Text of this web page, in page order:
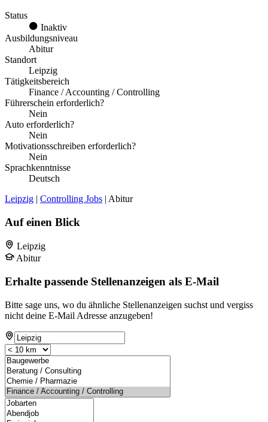
Status
Inaktiv
Ausbildungsniveau
Abitur
Standort
Leipzig
Tätigkeitsbereich
Finance / Accounting / Controlling
Führerschein erforderlich?
Nein
Auto erforderlich?
Nein
Motivationsschreiben erforderlich?
Nein
Sprachkenntnisse
Deutsch
Leipzig | Controlling Jobs | Abitur
Auf einen Blick
Leipzig
Abitur
Erhalte passende Stellenanzeigen als E-Mail
Bitte sage uns, wo du ähnliche Stellenanzeigen suchst und vergiss
nicht deine E-Mail Adresse anzugeben!